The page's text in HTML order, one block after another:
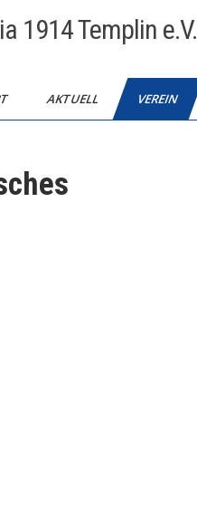
1914 Templin e.V.
AKTUELL VEREIN